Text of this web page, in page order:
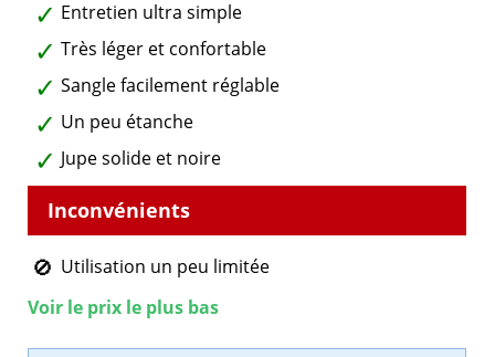
Entretien ultra simple
Très léger et confortable
Sangle facilement réglable
Un peu étanche
Jupe solide et noire
Utilisation un peu limitée
Voir le prix le plus bas